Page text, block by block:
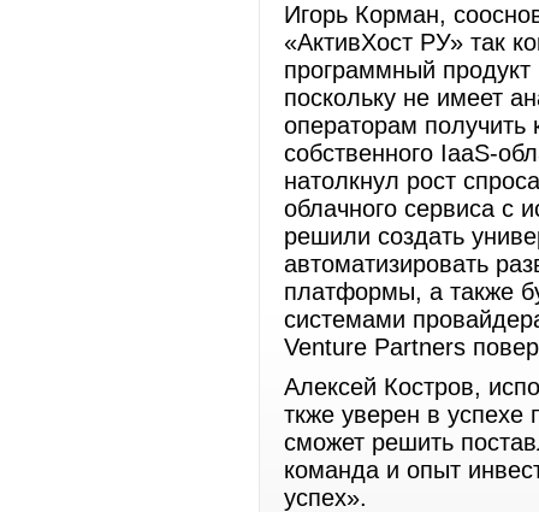
Игорь Корман,
«АктивХост РУ» так
программный
поскольку не имеет
операторам
собственного IaaS-
натолкнул рост
облачного сервиса с
решили создать
автоматизировать
платформы, а также
системами
Venture Partners
Алексей Костров,
ткже уверен в успехе
сможет решить
команда и опыт
успех».